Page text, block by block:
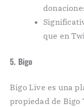
que en
5. Bigo
Bigo Live es una
propiedad de Bigo